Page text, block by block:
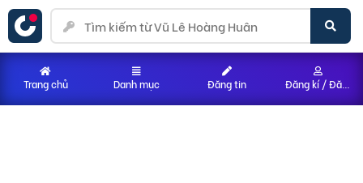
Trang chủ Danh mục Đăng tin